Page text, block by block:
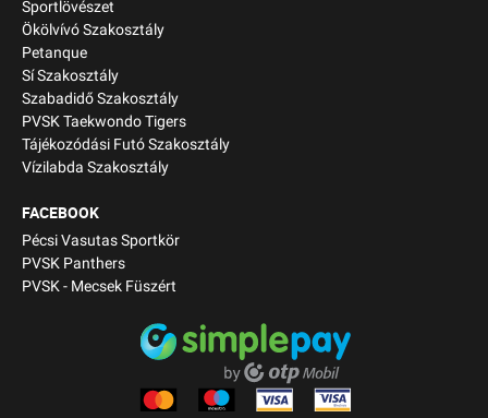
Sportlövészet
Ökölvívó Szakosztály
Petanque
Sí Szakosztály
Szabadidő Szakosztály
PVSK Taekwondo Tigers
Tájékozódási Futó Szakosztály
Vízilabda Szakosztály
FACEBOOK
Pécsi Vasutas Sportkör
PVSK Panthers
PVSK - Mecsek Füszért